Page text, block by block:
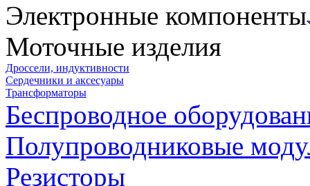
Электронные компоненты
Моточные изделия
Дроссели, индуктивности
Сердечники и аксесуары
Трансформаторы
Беспроводное
Полупроводниковые
Резисторы